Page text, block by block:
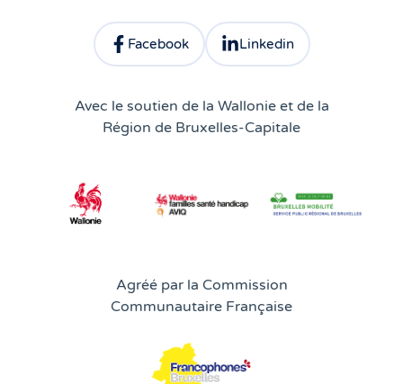
Facebook
Consulter le profil facebook d'Atingo
Linkedin
Consulter le profil linkedin
Avec le soutien de la Wallonie et de la
Région de Bruxelles-Capitale
Agréé par la Commission
Communautaire Française